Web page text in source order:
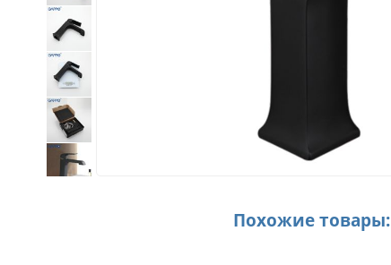
Похожие товары: